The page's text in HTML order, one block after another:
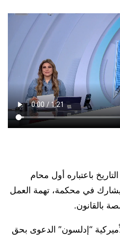
باعتباره أول محام
في محكمة، تهمة العمل
بالقانون.
“إدلسون” الدعوى بحق